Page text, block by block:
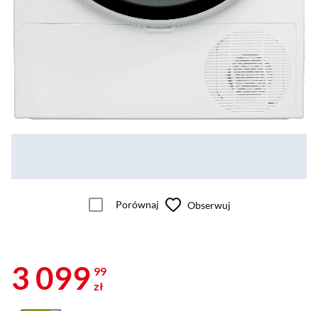
Porównaj Obserwuj
3 099 99
zł